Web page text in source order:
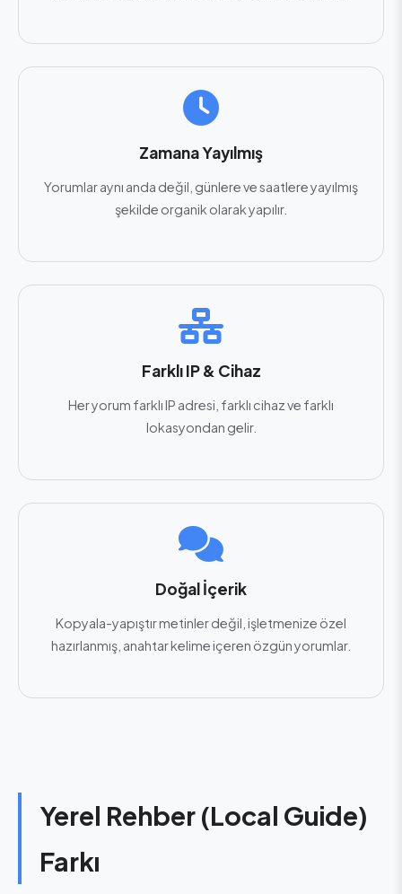
Zamana Yayılmış
Yorumlar aynı anda değil, günlere ve saatlere yayılmış
şekilde organik olarak yapılır.
Farklı IP & Cihaz
Her yorum farklı IP adresi, farklı cihaz ve farklı
lokasyondan gelir.
Doğal İçerik
Kopyala-yapıştır metinler değil, işletmenize özel
hazırlanmış, anahtar kelime içeren özgün yorumlar.
Yerel Rehber (Local Guide)
Farkı